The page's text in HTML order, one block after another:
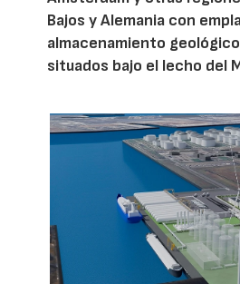
Bajos y Alemania con
almacenamiento
situados bajo el lecho del